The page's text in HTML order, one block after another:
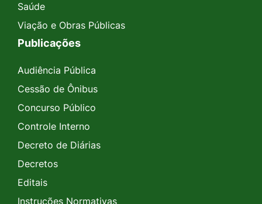
Saúde
Viação e Obras Públicas
Publicações
Audiência Pública
Cessão de Ônibus
Concurso Público
Controle Interno
Decreto de Diárias
Decretos
Editais
Instruções Normativas